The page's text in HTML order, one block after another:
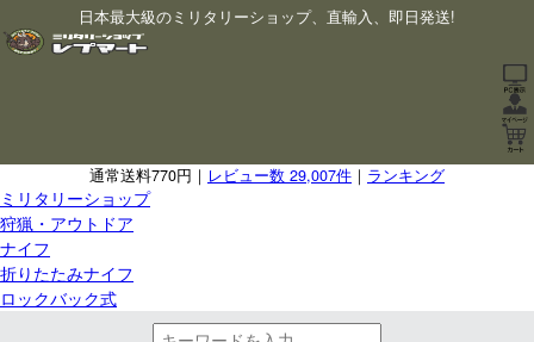
日本最大級のミリタリーショップ、直輸入、即日発送!
通常送料770円｜ レビュー数 29,007件 ｜ ランキング
ミリタリーショップ
狩猟・アウトドア
ナイフ
折りたたみナイフ
ロックバック式